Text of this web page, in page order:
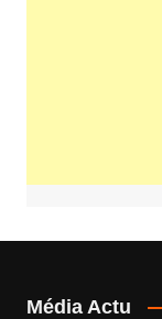
Média Actu